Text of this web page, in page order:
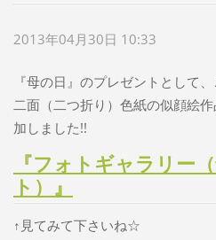
2013年04月30日 10:33
『母の日』のプレゼントとして
二面（二つ折り）色紙の似顔絵
加しました!!
『フォトギャラリー
ト）』
↑見てみて下さいね☆